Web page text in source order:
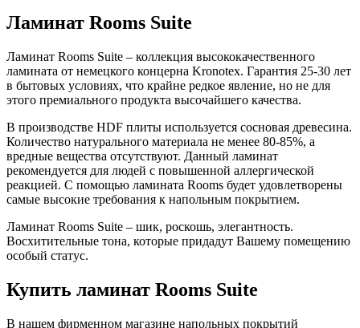
Ламинат Rooms Suite
Ламинат Rooms Suite – коллекция высококачественного
ламината от немецкого концерна Kronotex. Гарантия 25-30 лет
в бытовых условиях, что крайне редкое явление, но не для
этого премиального продукта высочайшего качества.
В производстве HDF плиты используется сосновая древесина.
Количество натурального материала не менее 80-85%, а
вредные вещества отсутствуют. Данный ламинат
рекомендуется для людей с повышенной аллергической
реакцией. С помощью ламината Rooms будет удовлетворены
самые высокие требования к напольным покрытием.
Ламинат Rooms Suite – шик, роскошь, элегантность.
Восхитительные тона, которые придадут Вашему помещению
особый статус.
Купить ламинат Rooms Suite
В нашем фирменном магазине напольных покрытий